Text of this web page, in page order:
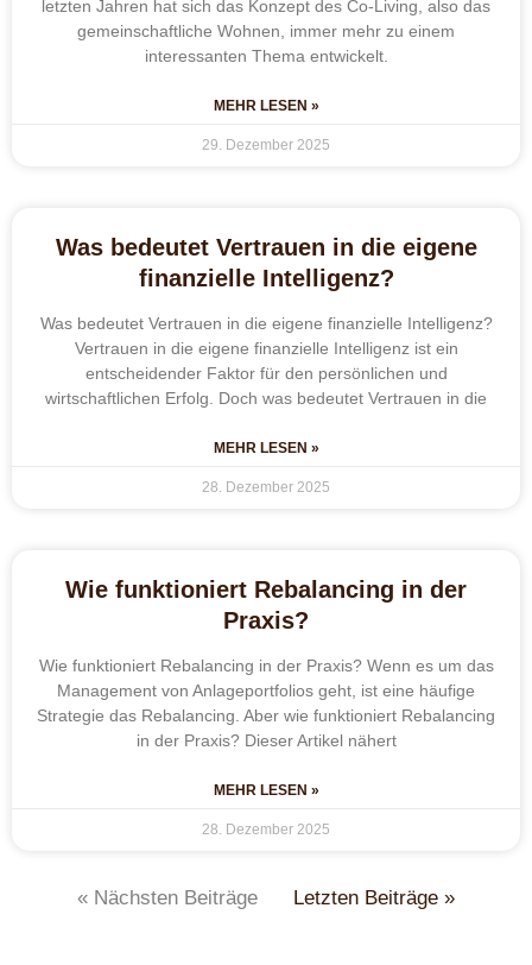
letzten Jahren hat sich das Konzept des Co-Living, also das
gemeinschaftliche Wohnen, immer mehr zu einem
interessanten Thema entwickelt.
MEHR LESEN »
29. Dezember 2025
Was bedeutet Vertrauen in die eigene
finanzielle Intelligenz?
Was bedeutet Vertrauen in die eigene finanzielle Intelligenz?
Vertrauen in die eigene finanzielle Intelligenz ist ein
entscheidender Faktor für den persönlichen und
wirtschaftlichen Erfolg. Doch was bedeutet Vertrauen in die
MEHR LESEN »
28. Dezember 2025
Wie funktioniert Rebalancing in der
Praxis?
Wie funktioniert Rebalancing in der Praxis? Wenn es um das
Management von Anlageportfolios geht, ist eine häufige
Strategie das Rebalancing. Aber wie funktioniert Rebalancing
in der Praxis? Dieser Artikel nähert
MEHR LESEN »
28. Dezember 2025
« Nächsten Beiträge Letzten Beiträge »